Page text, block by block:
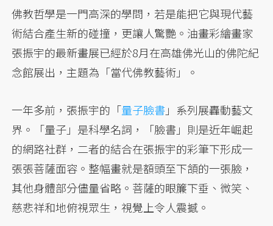
佛教哲學是一門高深的學問，若是能把它與現代藝
術結合產生新的碰撞，更讓人驚艷。油畫彩繪畫家
張振宇的最新畫展已經於8月在高雄佛光山的佛陀紀
念館展出，主題為「當代佛教藝術」。
一年多前，張振宇的「量子臉書」系列展轟動藝文
界。「量子」是科學名詞，「臉書」則是近年崛起
的網路社群，二者的結合在張振宇的彩筆下形成一
張張菩薩面容。整幅畫就是額頭至下頷的一張臉，
其他身體部分儘量省略。菩薩的眼簾下垂、微笑、
慈悲祥和地俯視眾生，視覺上令人震撼。